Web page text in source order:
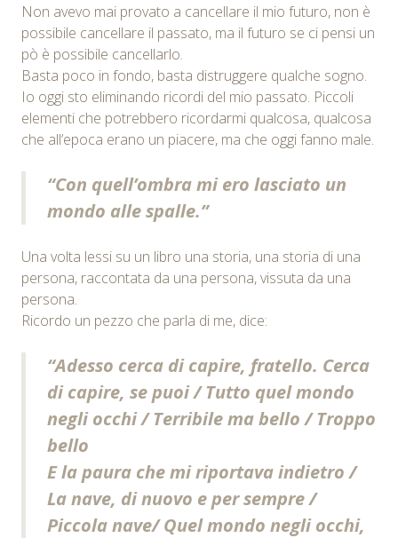
Non avevo mai provato a cancellare il mio futuro, non è
possibile cancellare il passato, ma il futuro se ci pensi un
pò è possibile cancellarlo.
Basta poco in fondo, basta distruggere qualche sogno.
Io oggi sto eliminando ricordi del mio passato. Piccoli
elementi che potrebbero ricordarmi qualcosa, qualcosa
che all’epoca erano un piacere, ma che oggi fanno male.
“Con quell’ombra mi ero lasciato un
mondo alle spalle.”
Una volta lessi su un libro una storia, una storia di una
persona, raccontata da una persona, vissuta da una
persona.
Ricordo un pezzo che parla di me, dice:
“Adesso cerca di capire, fratello. Cerca
di capire, se puoi / Tutto quel mondo
negli occhi / Terribile ma bello / Troppo
bello
E la paura che mi riportava indietro /
La nave, di nuovo e per sempre /
Piccola nave/ Quel mondo negli occhi,